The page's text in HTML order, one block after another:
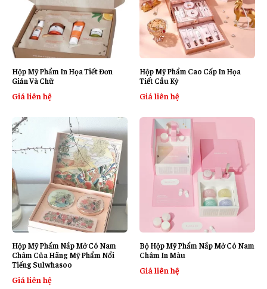
Hộp Mỹ Phẩm In Họa Tiết Đơn
Giản Và Chữ
Giá liên hệ
Hộp Mỹ Phẩm Cao Cấp In Họa
Tiết Cầu Kỳ
Giá liên hệ
Hộp Mỹ Phẩm Nắp Mở Có Nam
Châm Của Hãng Mỹ Phẩm Nổi
Tiếng Sulwhasoo
Giá liên hệ
Bộ Hộp Mỹ Phẩm Nắp Mở Có Nam
Châm In Màu
Giá liên hệ